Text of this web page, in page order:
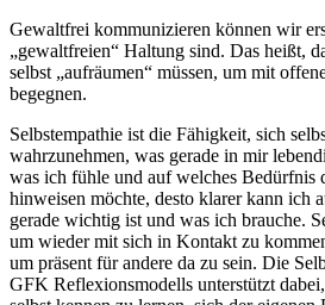
Gewaltfrei kommunizieren können wir
„gewaltfreien“ Haltung sind. Das heißt,
selbst „aufräumen“ müssen, um mit
begegnen.
Selbstempathie ist die Fähigkeit, sich
wahrzunehmen, was gerade in mir
was ich fühle und auf welches Bedürfnis
hinweisen möchte, desto klarer kann ich
gerade wichtig ist und was ich brauche.
um wieder mit sich in Kontakt zu
um präsent für andere da zu sein. Die
GFK Reflexionsmodells unterstützt